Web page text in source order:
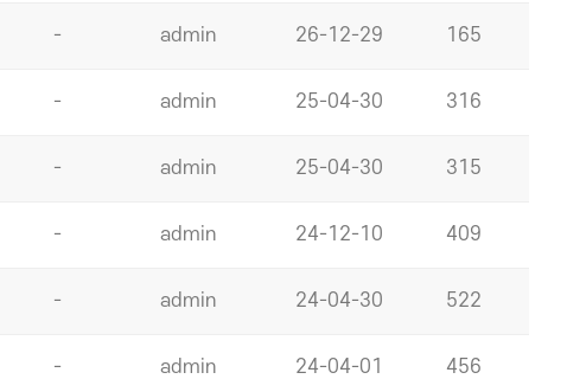
- admin 26-12-29 165
- admin 25-04-30 316
- admin 25-04-30 315
- admin 24-12-10 409
- admin 24-04-30 522
- admin 24-04-01 456